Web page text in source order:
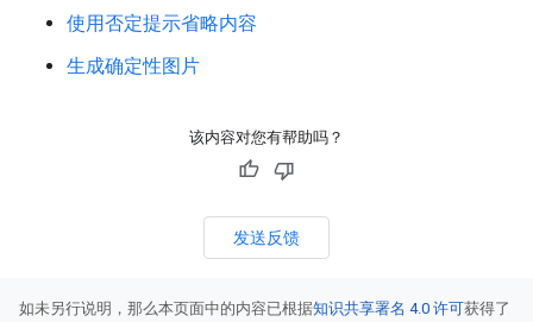
使用否定提示省略内容
生成确定性图片
该内容对您有帮助吗？
发送反馈
如未另行说明，那么本页面中的内容已根据知识共享署名 4.0 许可获得了